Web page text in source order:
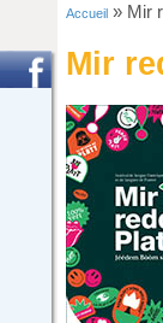
Accueil » Mir
Mir